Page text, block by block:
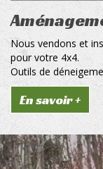
Nous vendons et
pour votre 4x4.
Outils de
En savoir +